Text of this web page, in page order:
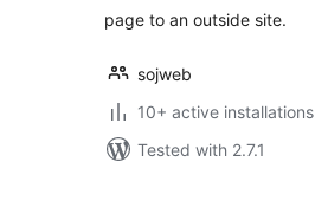
page to an outside site.
sojweb
10+ active installations
Tested with 2.7.1